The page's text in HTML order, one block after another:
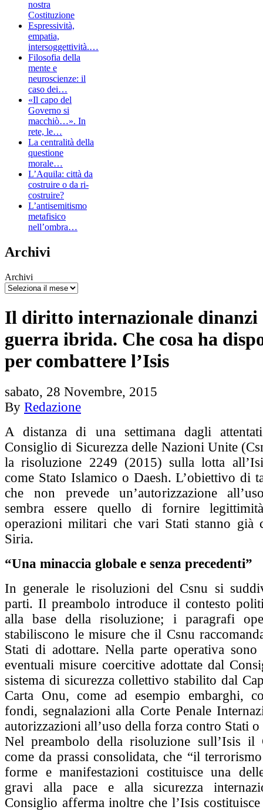
nostra
Costituzione
Espressività,
empatia,
intersoggettività.…
Filosofia della
mente e
neuroscienze: il
caso dei…
«Il capo del
Governo si
macchiò…». In
rete, le…
La centralità della
questione
morale…
L’Aquila: città da
costruire o da ri-
costruire?
L’antisemitismo
metafisico
nell’ombra…
Archivi
Archivi
Il diritto internazionale dinanzi
guerra ibrida. Che cosa ha
per combattere l’Isis
sabato, 28 Novembre, 2015
By Redazione
A distanza di una settimana dagli
Consiglio di Sicurezza delle Nazioni Unite
la risoluzione 2249 (2015) sulla lotta
come Stato Islamico o Daesh. L’obiettivo di
che non prevede un’autorizzazione
sembra essere quello di fornire
operazioni militari che vari Stati stanno già
Siria.
“Una minaccia globale e senza precedenti”
In generale le risoluzioni del Csnu si
parti. Il preambolo introduce il contesto
alla base della risoluzione; i paragrafi
stabiliscono le misure che il Csnu
Stati di adottare. Nella parte operativa
eventuali misure coercitive adottate dal
sistema di sicurezza collettivo stabilito dal
Carta Onu, come ad esempio embarghi,
fondi, segnalazioni alla Corte Penale
autorizzazioni all’uso della forza contro Stati
Nel preambolo della risoluzione sull’Isis il
come da prassi consolidata, che “il
forme e manifestazioni costituisce una
gravi alla pace e alla sicurezza
Consiglio afferma inoltre che l’Isis costituisce